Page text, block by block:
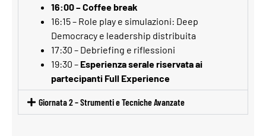
16:00 – Coffee break
16:15 – Role play e simulazioni: Deep
Democracy e leadership distribuita
17:30 – Debriefing e riflessioni
19:30 – Esperienza serale riservata ai
partecipanti Full Experience
Giornata 2 – Strumenti e Tecniche Avanzate